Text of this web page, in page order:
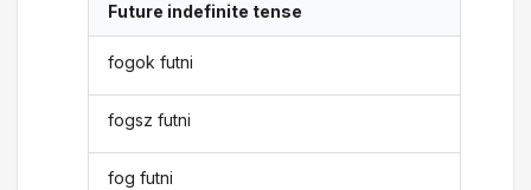
Future indefinite tense
fogok futni
fogsz futni
fog futni